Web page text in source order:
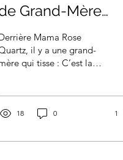
Grand-Mère
Mama Rose
il y a une grand-
qui tisse : C’est la
enseignement +
tisse tisse, défait,
18 0 1